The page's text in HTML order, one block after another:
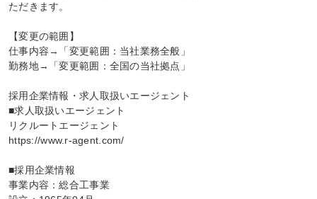
ただきます。
【変更の範囲】
仕事内容→「変更範囲：当社業務全般」
勤務地→「変更範囲：全国の当社拠点」
採用企業情報・求人取扱いエージェント
■求人取扱いエージェント
リクルートエージェント
https://www.r-agent.com/
■採用企業情報
事業内容：総合工事業